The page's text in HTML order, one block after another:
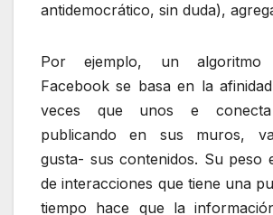
antidemocrático, sin duda),
Por ejemplo, un
Facebook se basa en la
veces que unos e
publicando en sus muros,
gusta- sus contenidos. Su peso
de interacciones que tiene una
tiempo hace que la